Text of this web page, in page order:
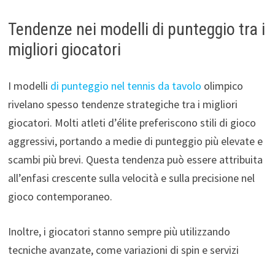
Tendenze nei modelli di punteggio tra i
migliori giocatori
I modelli di punteggio nel tennis da tavolo olimpico
rivelano spesso tendenze strategiche tra i migliori
giocatori. Molti atleti d’élite preferiscono stili di gioco
aggressivi, portando a medie di punteggio più elevate e
scambi più brevi. Questa tendenza può essere attribuita
all’enfasi crescente sulla velocità e sulla precisione nel
gioco contemporaneo.
Inoltre, i giocatori stanno sempre più utilizzando
tecniche avanzate, come variazioni di spin e servizi